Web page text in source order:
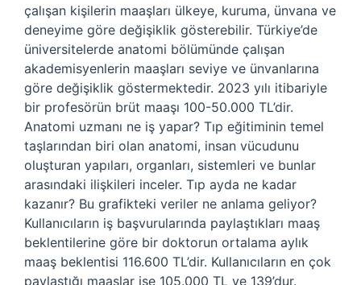
çalışan kişilerin maaşları ülkeye, kuruma, ünvana ve
deneyime göre değişiklik gösterebilir. Türkiye’de
üniversitelerde anatomi bölümünde çalışan
akademisyenlerin maaşları seviye ve ünvanlarına
göre değişiklik göstermektedir. 2023 yılı itibariyle
bir profesörün brüt maaşı 100-50.000 TL’dir.
Anatomi uzmanı ne iş yapar? Tıp eğitiminin temel
taşlarından biri olan anatomi, insan vücudunu
oluşturan yapıları, organları, sistemleri ve bunlar
arasındaki ilişkileri inceler. Tıp ayda ne kadar
kazanır? Bu grafikteki veriler ne anlama geliyor?
Kullanıcıların iş başvurularında paylaştıkları maaş
beklentilerine göre bir doktorun ortalama aylık
maaş beklentisi 116.600 TL’dir. Kullanıcıların en çok
paylaştığı maaşlar ise 105.000 TL ve 139’dur.